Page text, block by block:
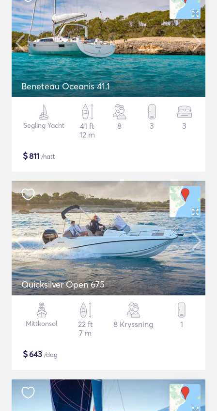
Beneteau Oceanis 41.1
Segling Yacht
41 ft
12 m
8 3 3
$811 /natt
Quicksilver Open 675
Mittkonsol
22 ft
7 m
8 Kryssning 1
$643 /dag